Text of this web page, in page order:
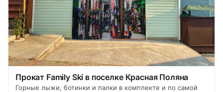
Прокат Family Ski в поселке Красная Поляна
Горные лыжи, ботинки и палки в комплекте и по самой